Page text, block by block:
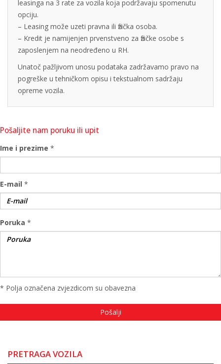
leasinga na 3 rate za vozila koja podržavaju spomenutu
opciju.
– Leasing može uzeti pravna ili fizička osoba.
– Kredit je namijenjen prvenstveno za fizičke osobe s
zaposlenjem na neodređeno u RH.
Unatoč pažljivom unosu podataka zadržavamo pravo na
pogreške u tehničkom opisu i tekstualnom sadržaju
opreme vozila.
Pošaljite nam poruku ili upit
Ime i prezime *
E-mail *
Poruka *
* Polja označena zvjezdicom su obavezna
PRETRAGA VOZILA